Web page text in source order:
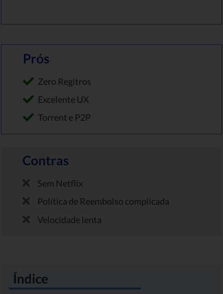
Prós
Zero Regitros
Excelente UX
Torrent e P2P
Contras
Sem Netflix
Política de Reembolso complicada
Velocidade lenta
Índice